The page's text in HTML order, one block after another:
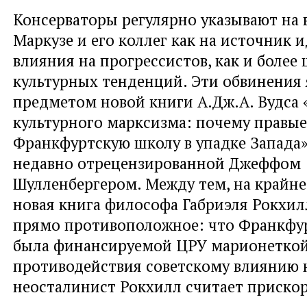
Консерваторы регулярно указывают на
Маркузе и его коллег как на источник
влияния на прогрессистов, как и
культурных тенденций. Эти обвинения
предметом новой книги А.Дж.А. Вудса
культурного марксизма: почему
Франкфуртскую школу в упадке
недавно отрецензированной Джеффом
Шулленбергером. Между тем, на
новая книга философа Габриэля
прямо противоположное: что
была финансируемой ЦРУ
противодействия советскому влиянию
неосталинист Рокхилл считает